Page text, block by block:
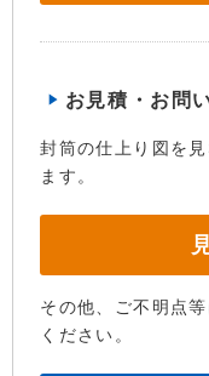
お見積・お問
封筒の仕上り図を
ます。
その他、ご不明点
ください。